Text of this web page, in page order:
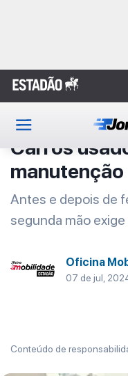
Oficina Mobilidade
Carros
Antes e depois de
segunda mão
Oficina
07 de jul,
Conteúdo de